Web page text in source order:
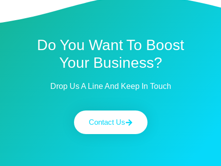
Do You Want To Boost
Your Business?
Drop Us A Line And Keep In Touch
Contact Us